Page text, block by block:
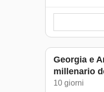
Georgia e
millenario
10 giorni